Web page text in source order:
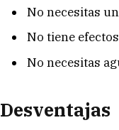
No necesitas
No tiene
No necesitas
Desventajas